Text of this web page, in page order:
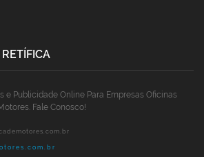
e Publicidade Online Para Empresas Oficinas
Fale Conosco!